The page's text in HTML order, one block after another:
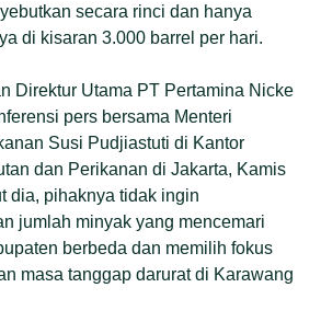
secara rinci dan hanya
di kisaran 3.000 barrel per hari.
Direktur Utama PT Pertamina Nicke
pers bersama Menteri
Susi Pudjiastuti di Kantor
dan Perikanan di Jakarta, Kamis
dia, pihaknya tidak ingin
jumlah minyak yang mencemari
berbeda dan memilih fokus
masa tanggap darurat di Karawang